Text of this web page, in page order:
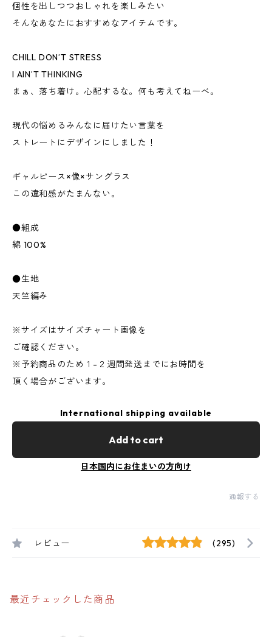
個性を出しつつおしゃれを楽しみたい
そんなあなたにおすすめなアイテムです。
CHILL DON’T STRESS
I AIN’T THINKING
まぁ、落ち着け。心配するな。何も考えてねーべ。
現代の悩めるみんなに届けたい言葉を
ストレートにデザインにしました！
ギャルピース×像×サングラス
この違和感がたまんない。
●組成
綿 100%
●生地
天竺編み
※サイズはサイズチャート画像を
ご確認ください。
※予約商品のため１-２週間発送までにお時間を
頂く場合がございます。
International shipping available
Add to cart
日本国内にお住まいの方向け
通報する
レビュー (295)
最近チェックした商品